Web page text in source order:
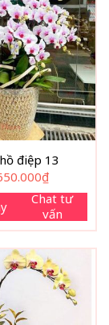
điệp 13
₫
Chat tư
vấn